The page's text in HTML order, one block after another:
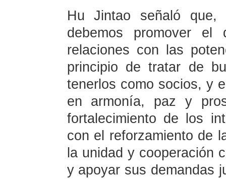
Hu Jintao señaló
debemos promover el
relaciones con las
principio de tratar de
tenerlos como socios, y
en armonía, paz y
fortalecimiento de los
con el reforzamiento de
la unidad y cooperación
y apoyar sus demandas